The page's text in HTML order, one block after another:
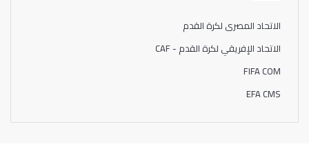
الاتحاد المصرى لكرة القدم
الاتحاد الإفريقي لكرة القدم - CAF
FIFA COM
EFA CMS